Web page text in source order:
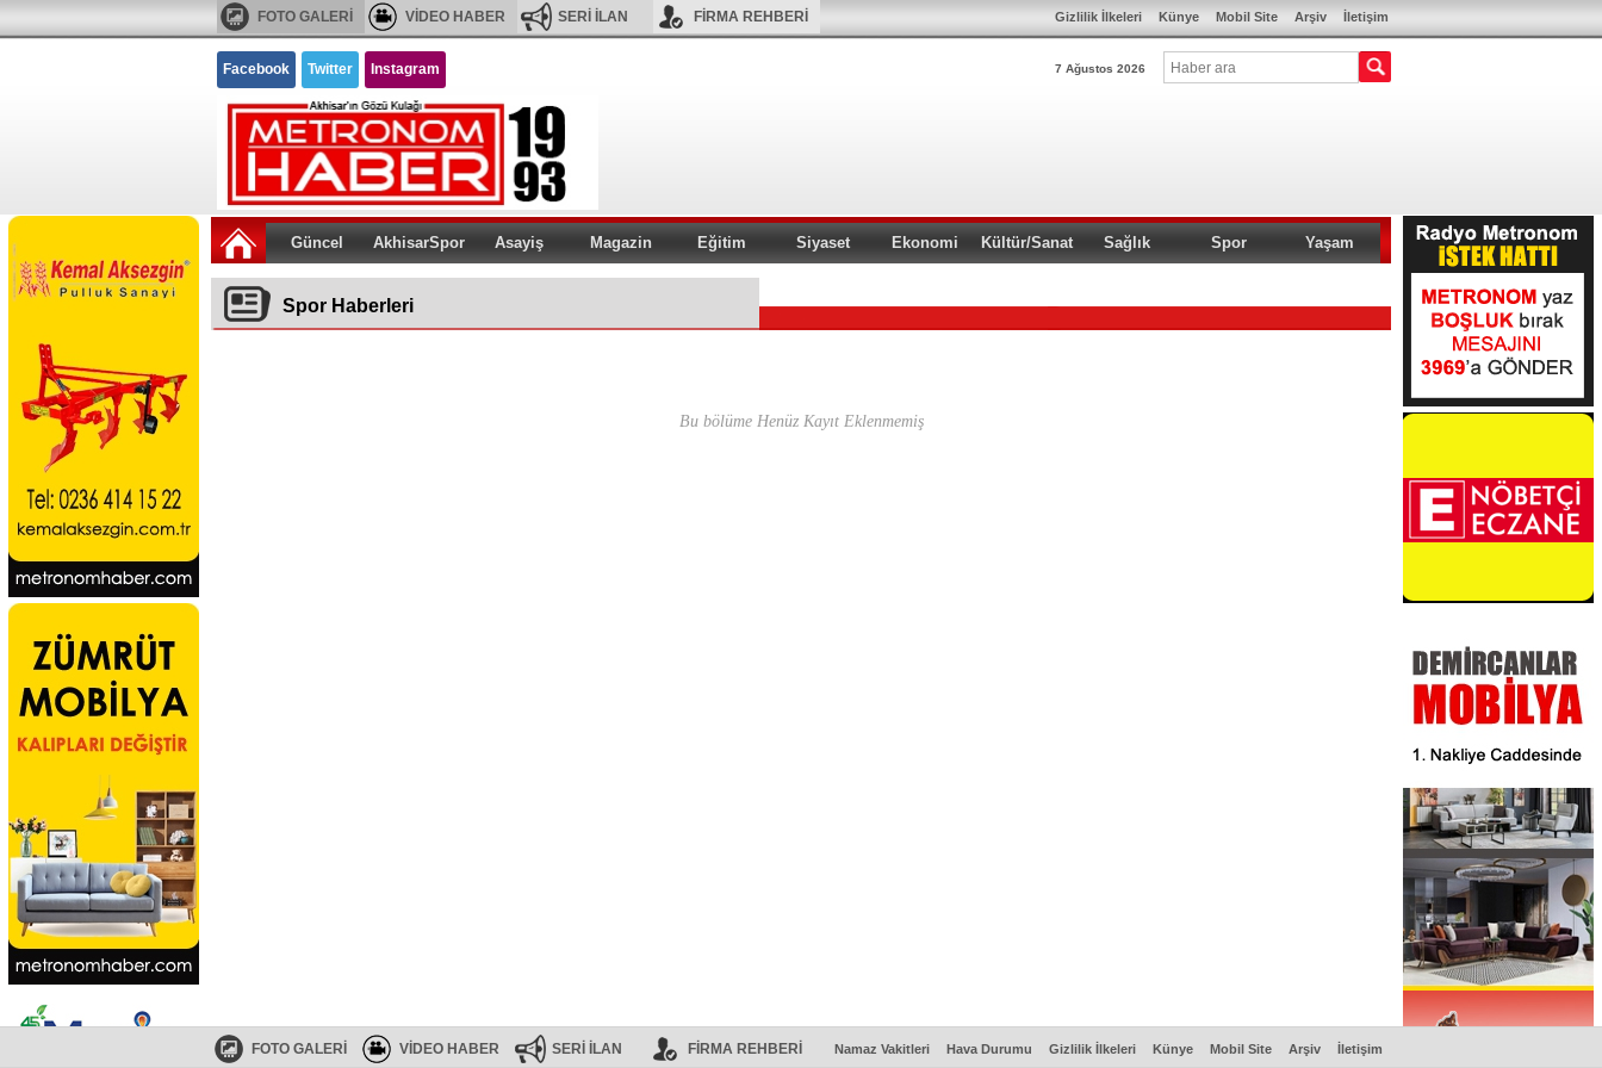
FOTO GALERİ VİDEO HABER SERİ İLAN FİRMA REHBERİ İletişim
Arşiv
Mobil Site
Künye
Gizlilik İlkeleri
Facebook Twitter Instagram 7 Ağustos 2026
Güncel AkhisarSpor Asayiş Magazin Eğitim Siyaset Ekonomi Kültür/Sanat Sağlık Spor Yaşam
Spor Haberleri
Bu bölüme Henüz Kayıt Eklenmemiş
FOTO GALERİ VİDEO HABER SERİ İLAN FİRMA REHBERİ İletişim
Arşiv
Mobil Site
Künye
Gizlilik İlkeleri
Hava Durumu
Namaz Vakitleri